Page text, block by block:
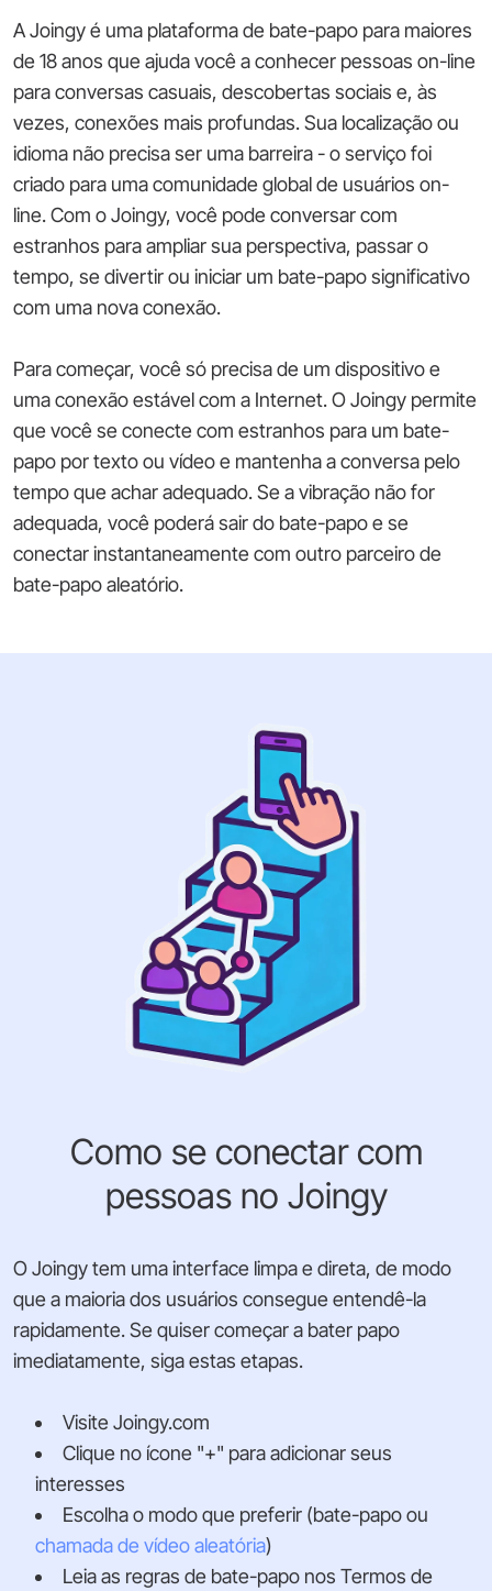
A Joingy é uma plataforma de bate-papo para maiores
de 18 anos que ajuda você a conhecer pessoas on-line
para conversas casuais, descobertas sociais e, às
vezes, conexões mais profundas. Sua localização ou
idioma não precisa ser uma barreira - o serviço foi
criado para uma comunidade global de usuários on-
line. Com o Joingy, você pode conversar com
estranhos para ampliar sua perspectiva, passar o
tempo, se divertir ou iniciar um bate-papo significativo
com uma nova conexão.
Para começar, você só precisa de um dispositivo e
uma conexão estável com a Internet. O Joingy permite
que você se conecte com estranhos para um bate-
papo por texto ou vídeo e mantenha a conversa pelo
tempo que achar adequado. Se a vibração não for
adequada, você poderá sair do bate-papo e se
conectar instantaneamente com outro parceiro de
bate-papo aleatório.
Como se conectar com
pessoas no Joingy
O Joingy tem uma interface limpa e direta, de modo
que a maioria dos usuários consegue entendê-la
rapidamente. Se quiser começar a bater papo
imediatamente, siga estas etapas.
Visite Joingy.com
Clique no ícone "+" para adicionar seus
interesses
Escolha o modo que preferir (bate-papo ou
chamada de vídeo aleatória)
Leia as regras de bate-papo nos Termos de